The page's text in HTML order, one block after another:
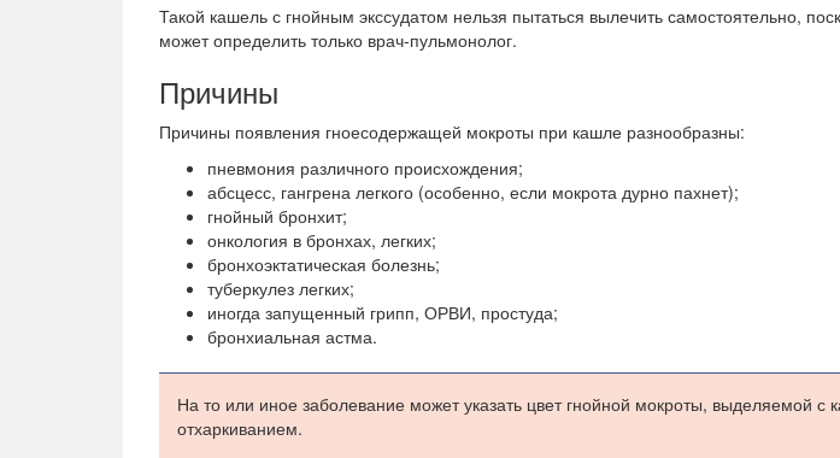
Такой кашель с гнойным экссудатом нельзя пытаться вылечить самостоятельно,
может определить только врач-пульмонолог.
Причины
Причины появления гноесодержащей мокроты при кашле разнообразны:
пневмония различного происхождения;
абсцесс, гангрена легкого (особенно, если мокрота дурно пахнет);
гнойный бронхит;
онкология в бронхах, легких;
бронхоэктатическая болезнь;
туберкулез легких;
иногда запущенный грипп, ОРВИ, простуда;
бронхиальная астма.
На то или иное заболевание может указать цвет гнойной мокроты, выделяемой с
отхаркиванием.